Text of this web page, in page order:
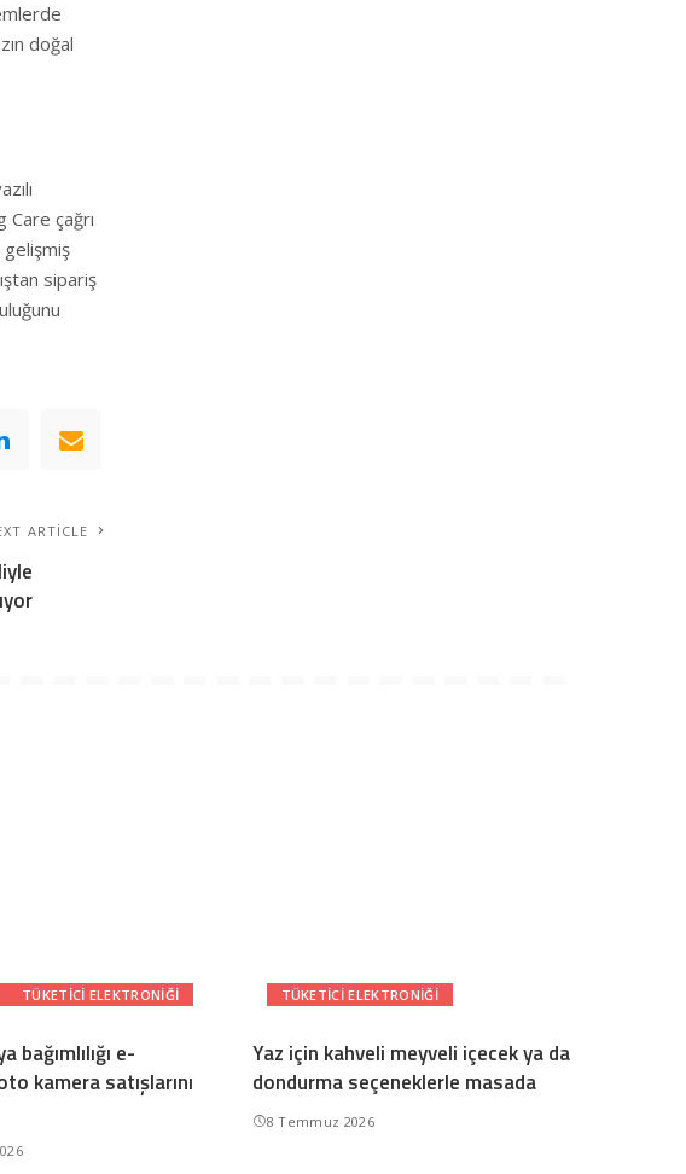
doğal
çağrı
gelişmiş
sipariş
ARTICLE
TÜKETICI ELEKTRONIĞI
bağımlılığı e-
kamera satışlarını
TÜKETICI ELEKTRONIĞI
Yaz için kahveli meyveli içecek ya da
dondurma seçeneklerle masada
8 Temmuz 2026